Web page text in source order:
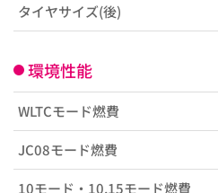
タイヤサイズ(後)
環境性能
WLTCモード燃費
JC08モード燃費
10モード・10.15モード燃費